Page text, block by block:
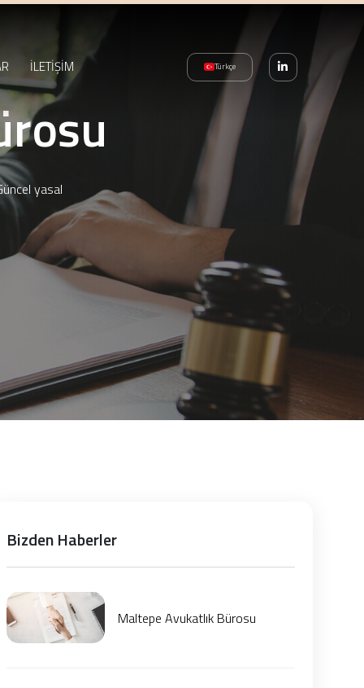
İLETİŞİM Türkçe
yasal
Bizden Haberler
Maltepe Avukatlık Bürosu